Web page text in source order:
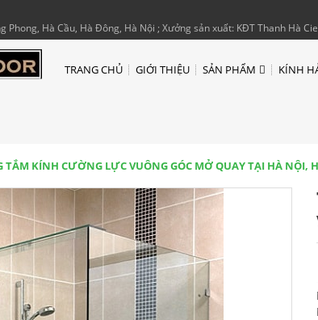
Phong, Hà Cầu, Hà Đông, Hà Nội ; Xưởng sản xuất: KĐT Thanh Hà
TRANG CHỦ GIỚI THIỆU SẢN PHẨM KÍNH
TẮM KÍNH CƯỜNG LỰC VUÔNG GÓC MỞ QUAY TẠI HÀ NỘI,